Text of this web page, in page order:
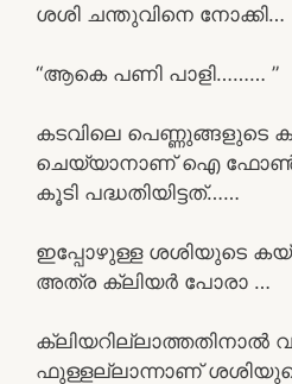
ശശി ചന്തുവിനെ നോക്കി…
“ആകെ പണി പാളി……… ”
കടവിലെ പെണ്ണുങ്ങളുടെ
ചെയ്യാനാണ് ഐ ഫോൺ
കൂടി പദ്ധതിയിട്ടത്……
ഇപ്പോഴുള്ള ശശിയുടെ
അത്ര ക്ലിയർ പോരാ …
ഫുള്ളല്ലാന്നാണ്